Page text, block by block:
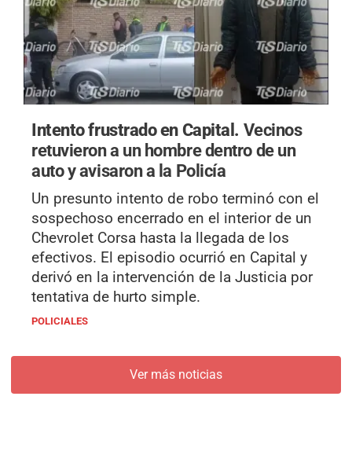
Intento frustrado en Capital. Vecinos
retuvieron a un hombre dentro de un
auto y avisaron a la Policía
Un presunto intento de robo terminó con el
sospechoso encerrado en el interior de un
Chevrolet Corsa hasta la llegada de los
efectivos. El episodio ocurrió en Capital y
derivó en la intervención de la Justicia por
tentativa de hurto simple.
POLICIALES
Ver más noticias